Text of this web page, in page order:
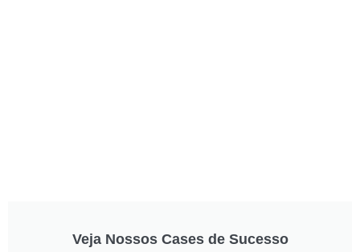
Veja Nossos Cases de Sucesso